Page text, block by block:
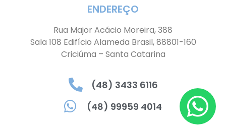
ENDEREÇO
Rua Major Acácio Moreira, 388
Sala 108 Edifício Alameda Brasil, 88801-160
Criciúma – Santa Catarina
(48) 3433 6116
(48) 99959 4014